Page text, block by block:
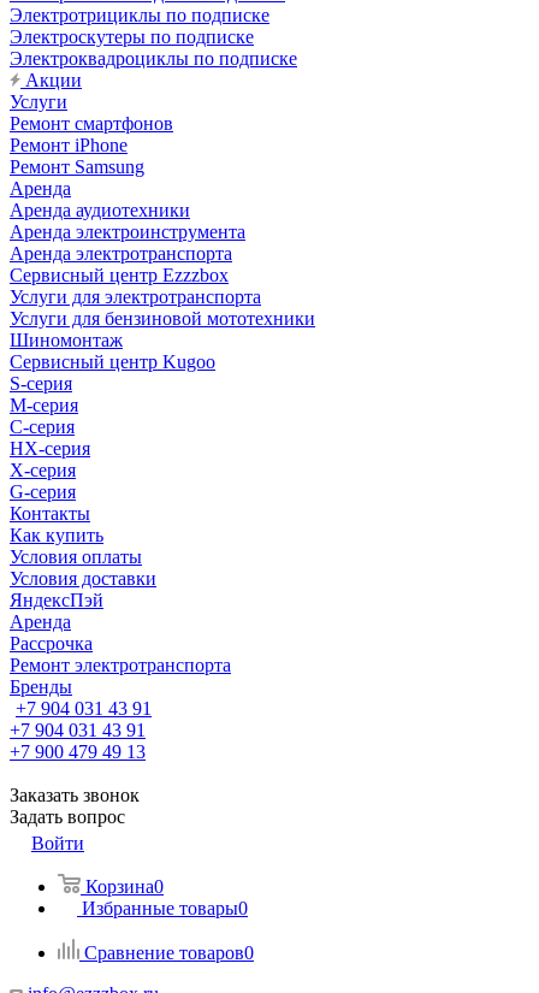
Электротрициклы по подписке
Электроскутеры по подписке
Электроквадроциклы по подписке
Акции
Услуги
Ремонт смартфонов
Ремонт iPhone
Ремонт Samsung
Аренда
Аренда аудиотехники
Аренда электроинструмента
Аренда электротранспорта
Сервисный центр Ezzzbox
Услуги для электротранспорта
Услуги для бензиновой мототехники
Шиномонтаж
Сервисный центр Kugoo
S-cерия
M-серия
С-серия
HX-серия
X-серия
G-серия
Контакты
Как купить
Условия оплаты
Условия доставки
ЯндексПэй
Аренда
Рассрочка
Ремонт электротранспорта
Бренды
+7 904 031 43 91
+7 904 031 43 91
+7 900 479 49 13
Заказать звонок
Задать вопрос
Войти
Корзина0
Избранные товары0
Сравнение товаров0